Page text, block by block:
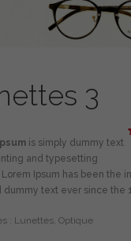
3
5
is simply dummy text
and typesetting
Ipsum has been the
dummy text ever since the
: Lunettes, Optique